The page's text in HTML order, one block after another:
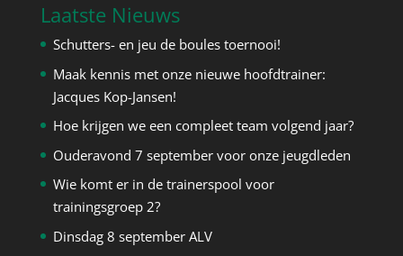
Laatste Nieuws
Schutters- en jeu de boules toernooi!
Maak kennis met onze nieuwe hoofdtrainer:
Jacques Kop-Jansen!
Hoe krijgen we een compleet team volgend jaar?
Ouderavond 7 september voor onze jeugdleden
Wie komt er in de trainerspool voor
trainingsgroep 2?
Dinsdag 8 september ALV